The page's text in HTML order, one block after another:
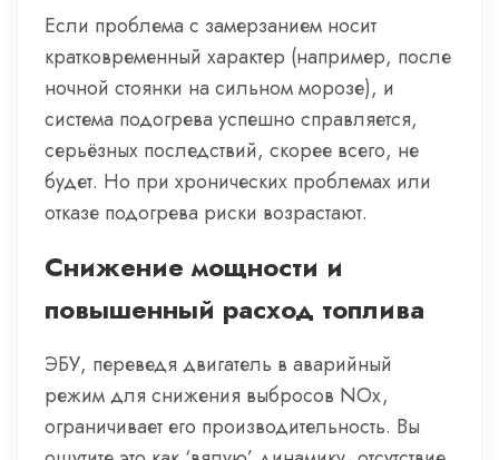
Если проблема с замерзанием носит
кратковременный характер (например, после
ночной стоянки на сильном морозе), и
система подогрева успешно справляется,
серьёзных последствий, скорее всего, не
будет. Но при хронических проблемах или
отказе подогрева риски возрастают.
Снижение мощности и
повышенный расход топлива
ЭБУ, переведя двигатель в аварийный
режим для снижения выбросов NOx,
ограничивает его производительность. Вы